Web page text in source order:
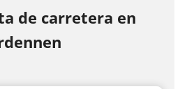
de carretera en